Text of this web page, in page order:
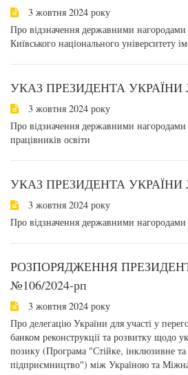
3 жовтня 2024 року
Про відзначення державними нагородами
Київського національного університету
УКАЗ ПРЕЗИДЕНТА УКРАЇНИ
3 жовтня 2024 року
Про відзначення державними
працівників освіти
УКАЗ ПРЕЗИДЕНТА УКРАЇНИ
3 жовтня 2024 року
Про відзначення державними нагородами
РОЗПОРЯДЖЕННЯ
№106/2024-рп
3 жовтня 2024 року
Про делегацію України для участі у
банком реконструкції та розвитку щодо
позику (Програма "Стійке, інклюзивне
підприємництво") між Україною та